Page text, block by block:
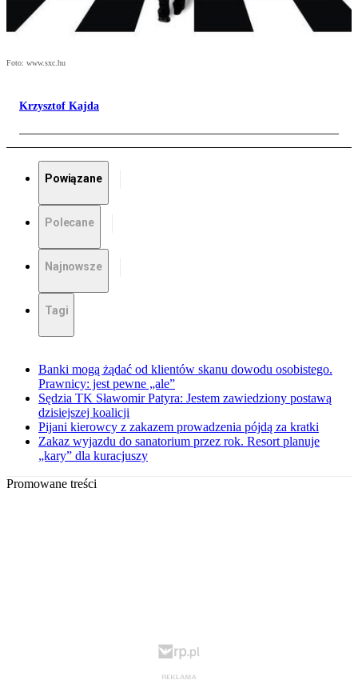
Foto: www.sxc.hu
Krzysztof Kajda
Powiązane
Polecane
Najnowsze
Tagi
Banki mogą żądać od klientów skanu dowodu osobistego.
Prawnicy: jest pewne „ale”
Sędzia TK Sławomir Patyra: Jestem zawiedziony postawą
dzisiejszej koalicji
Pijani kierowcy z zakazem prowadzenia pójdą za kratki
Zakaz wyjazdu do sanatorium przez rok. Resort planuje
„kary” dla kuracjuszy
Promowane treści